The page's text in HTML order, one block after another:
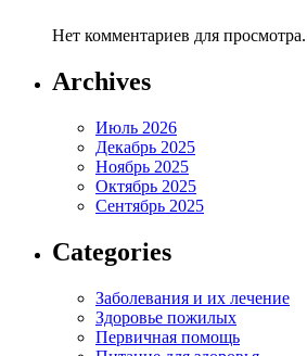
Нет комментариев для просмотра.
Archives
Июль 2026
Декабрь 2025
Ноябрь 2025
Октябрь 2025
Сентябрь 2025
Categories
Заболевания и их лечение
Здоровье пожилых
Первичная помощь